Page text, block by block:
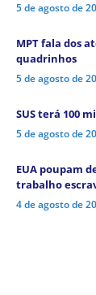
5 de agosto de
MPT fala dos
quadrinhos
5 de agosto de
SUS terá 100
5 de agosto de
EUA poupam
trabalho
4 de agosto de